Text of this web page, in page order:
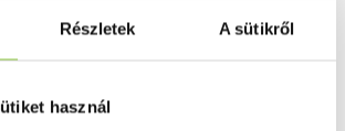
Részletek A sütikről
használ